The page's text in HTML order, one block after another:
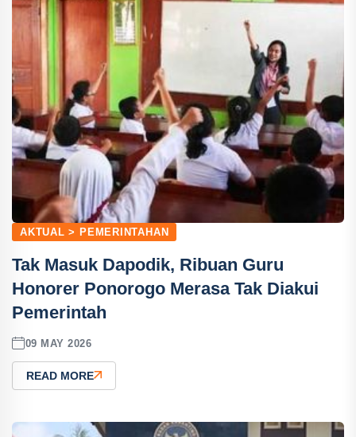
AKTUAL > PEMERINTAHAN
Tak Masuk Dapodik, Ribuan Guru
Honorer Ponorogo Merasa Tak Diakui
Pemerintah
09 MAY 2026
READ MORE